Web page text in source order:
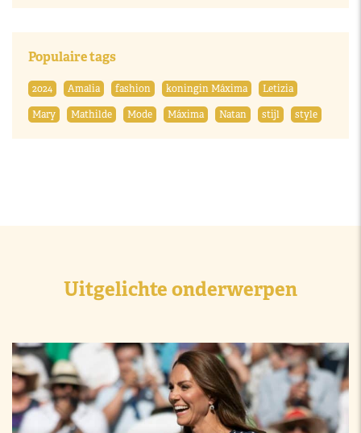
Populaire tags
2024 Amalia fashion koningin Máxima
Letizia
Mary
Mathilde Mode Máxima Natan stijl style
Uitgelichte onderwerpen